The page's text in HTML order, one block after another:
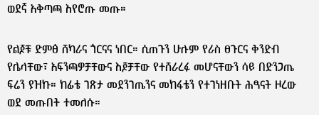
ወደኛ አቅጣጫ እየሮጡ መጡ።
የልጆቹ ድምፅ ሸካራና ጎርናና ነበር። ሲጠጉን ሁሉም የራስ ፀጉርና ቅንድብ
የሌላቸው፣ አፍንጫዎቻቸውና እጆቻቸው የተሸራረፉ መሆናቸውን ሳይ በድንጋጤ
ፍሬን ያዝኩ። ከፊቴ ገጽታ መደንገጤንና መከፋቴን የተገነዘቡት ሕፃናት ዞረው
ወደ መጡበት ተመለሱ።